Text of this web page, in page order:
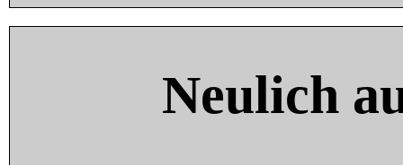
Neulich